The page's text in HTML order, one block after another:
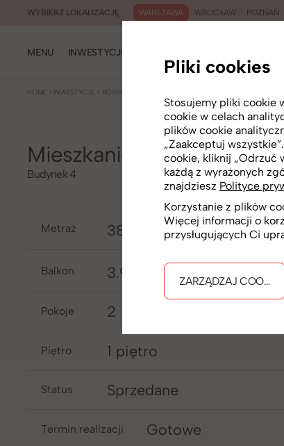
WYBIERZ LOKALIZACJĘ WARSZAWA WROCŁAW POZNAŃ
MENU INWESTYCJE
HOME > INWESTYCJE > NOWA PÓŁNOC
Mieszkanie nr 4A_16
Budynek 4
metraż 38.62 m 2
Balkon 3.98 m
piętro 1 piętro
pokoje 2
Status Sprzedane
Termin realizacji Gotowe
Pliki cookies
Stosujemy pliki cookie
cookie w celach
plików cookie
„Zaakceptuj
cookie, kliknij „Odrzuć
każdą z wyrażonych
znajdziesz Polityce
Korzystanie z plików
Więcej informacji o
przysługujących Ci
ZARZĄDZAJ COOKIES